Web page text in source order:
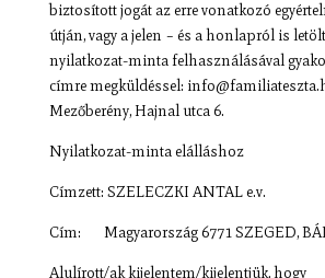
biztosított jogát az erre vonatkozó
útján, vagy a jelen – és a honlapról is
nyilatkozat-minta felhasználásával
címre megküldéssel:
Mezőberény, Hajnal utca 6.
Nyilatkozat-minta elálláshoz
Címzett: SZELECZKI ANTAL e.v.
Cím: Magyarország 6771 SZEGED,
Alulírott/ak kijelentem/kijelentjük, hogy